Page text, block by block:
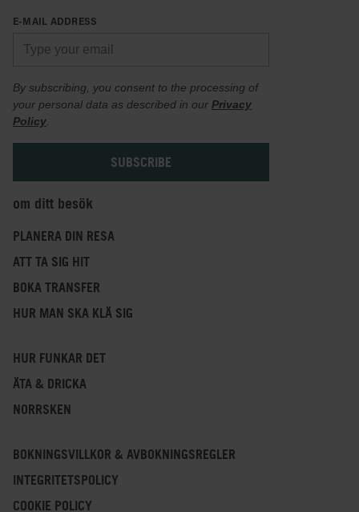
E-MAIL ADDRESS
By subscribing, you consent to the processing of
your personal data as described in our Privacy
Policy
om ditt besök
PLANERA DIN RESA
ATT TA SIG HIT
BOKA TRANSFER
HUR MAN SKA KLÄ SIG
HUR FUNKAR DET
ÄTA & DRICKA
NORRSKEN
BOKNINGSVILLKOR & AVBOKNINGSREGLER
INTEGRITETSPOLICY
COOKIE POLICY